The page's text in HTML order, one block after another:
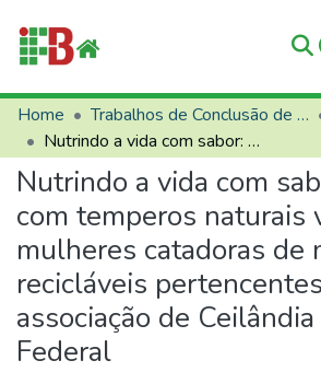
Communities & Collections
All of RIIFB
Manuals and Terms
Statistics
About RIIFB
Help
Contacts
Home Trabalhos de Conclusão de Curso (TCCs)
Nutrindo a vida com sabor: oficina com temperos naturais voltada as mulheres catadoras de materiais recicláveis pertencentes a uma associação de Ceilândia – Distrito Federal
Nutrindo a vida com
com temperos naturais
mulheres catadoras de
recicláveis
associação de
Federal